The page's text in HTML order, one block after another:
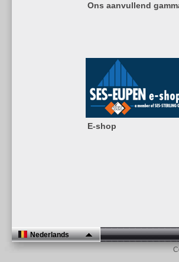
Ons aanvullend
E-shop
Nederlands